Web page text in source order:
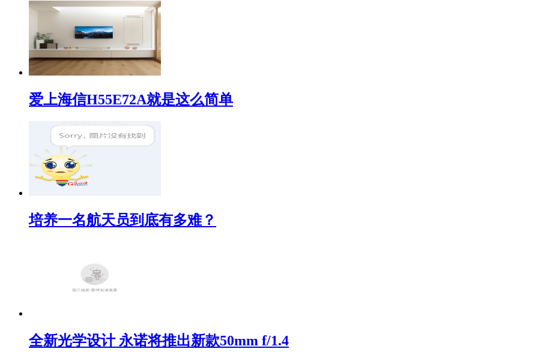
爱上海信H55E72A就是这么简单
培养一名航天员到底有多难？
全新光学设计 永诺将推出新款50mm f/1.4